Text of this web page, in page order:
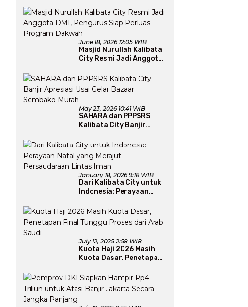
June 18, 2026 12:05 WIB
Masjid Nurullah Kalibata
City Resmi Jadi Anggota
Perluas Program Dakwah
May 23, 2026 10:41 WIB
SAHARA dan PPPSRS
Kalibata City Banjir
Bazaar Sembako Murah
January 18, 2026 9:18 WIB
Dari Kalibata City untuk
Indonesia: Perayaan
Persaudaraan Lintas
Iman
July 12, 2025 2:58 WIB
Kuota Haji 2026 Masih
Kuota Dasar, Penetapan
Arab Saudi